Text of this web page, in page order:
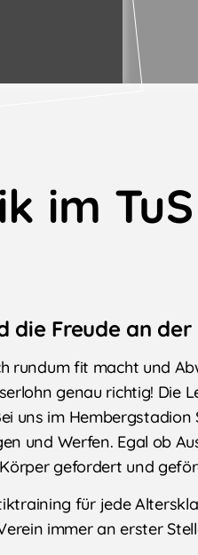
im
die Freude an der
rundum fit macht und
genau richtig! Die
uns im Hembergstadion
und Werfen. Egal ob
gefordert und
für jede
immer an erster